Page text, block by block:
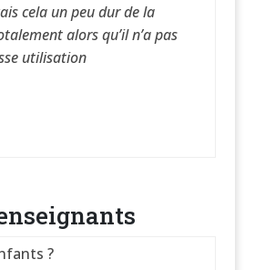
cela un peu dur de la
alors qu’il n’a pas
utilisation
?